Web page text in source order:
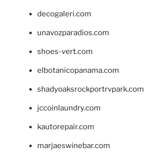
decogaleri.com
unavozparadios.com
shoes-vert.com
elbotanicopanama.com
shadyoaksrockportrvpark.com
jccoinlaundry.com
kautorepair.com
marjaeswinebar.com